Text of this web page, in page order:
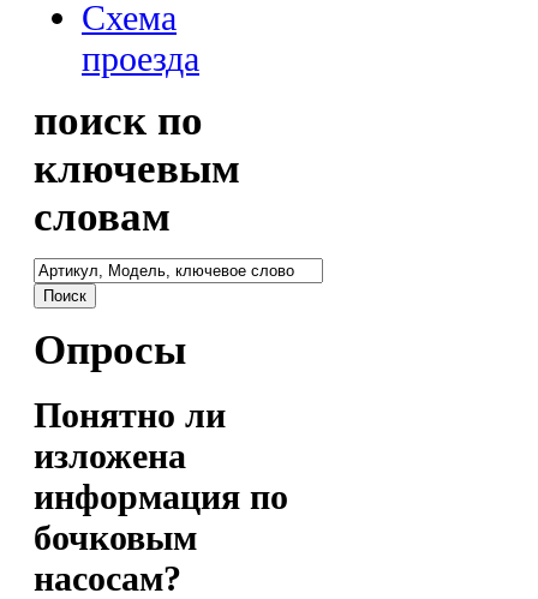
Схема
проезда
поиск по
ключевым
словам
Опросы
Понятно ли
изложена
информация по
бочковым
насосам?